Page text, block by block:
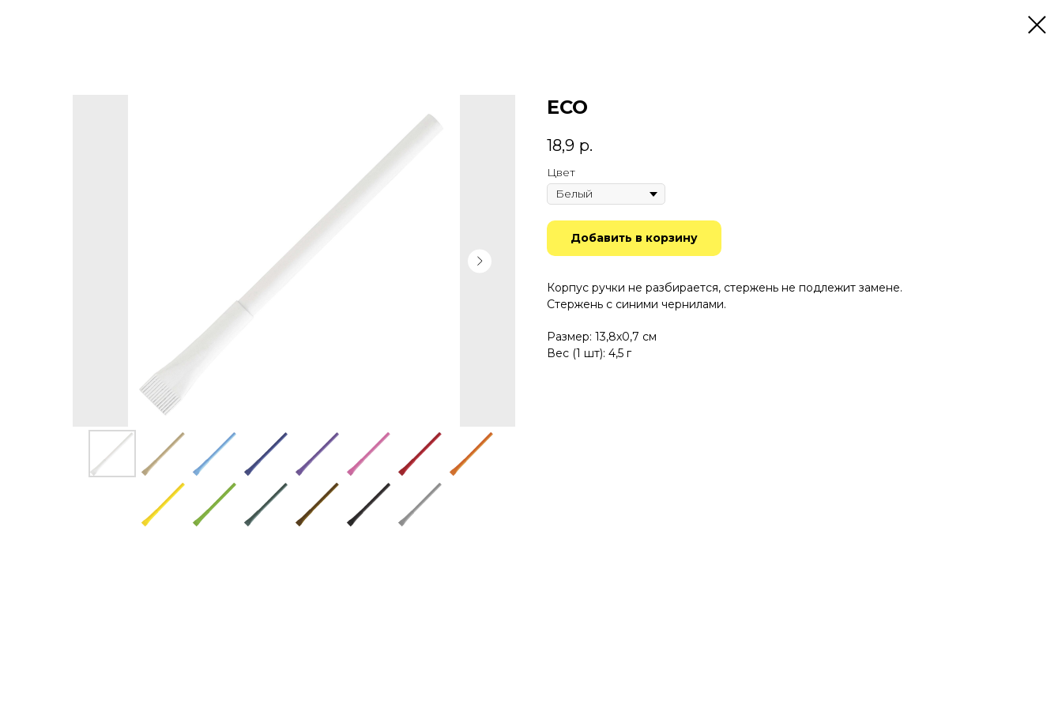
ECO
18,9 р.
Цвет
Добавить в корзину
Корпус ручки не разбирается, стержень не подлежит замене.
Стержень с синими чернилами.
Размер: 13,8х0,7 см
Вес (1 шт): 4,5 г